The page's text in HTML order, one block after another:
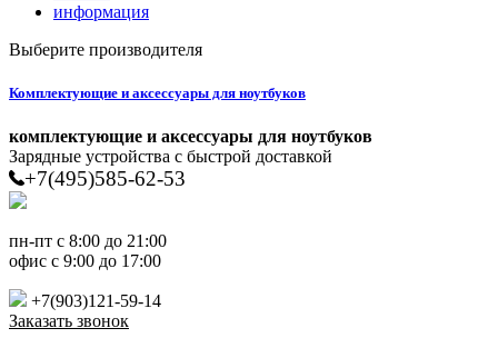
информация
Выберите производителя
Комплектующие и аксессуары для ноутбуков
комплектующие и аксессуары для ноутбуков
Зарядные устройства с быстрой доставкой
+7(495)585-62-53
пн-пт с 8:00 до 21:00
офис с 9:00 до 17:00
+7(903)121-59-14
Заказать звонок